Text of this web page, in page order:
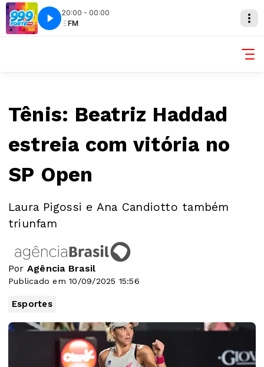
20:00 - 00:00
FORTE FM
Tênis: Beatriz Haddad
estreia com vitória no
SP Open
Laura Pigossi e Ana Candiotto também
triunfam
Por Agência Brasil
Publicado em 10/09/2025 15:56
Esportes